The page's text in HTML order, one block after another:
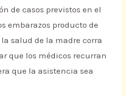
de casos previstos en el
embarazos producto de
salud de la madre corra
que los médicos recurran
que la asistencia sea